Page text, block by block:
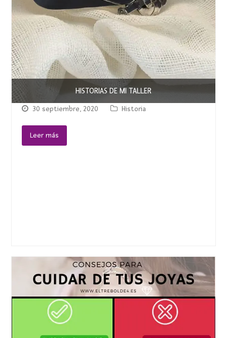
HISTORIAS DE MI TALLER
30 septiembre, 2020 Historia
Leer más